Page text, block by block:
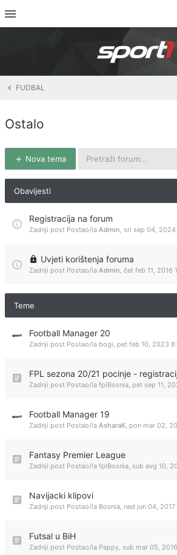
FUDBAL
Ostalo
Nova tema
Obavijesti
Registracija na forum
Zadnji post Postao/la Admin, sri sep 04, 2024
Uvjeti korištenja foruma
Zadnji post Postao/la Admin, čet feb 11, 2016
Teme
Football Manager 20
Zadnji post Postao/la bogi, pet feb 10, 2023
FPL sezona 20/21 pocinje -
Zadnji post Postao/la fplBosnia, pet sep 11,
Football Manager 19
Zadnji post Postao/la AsharaK, pon mar 02,
Fantasy Premier League
Zadnji post Postao/la fplBosnia, sub avg 10,
Navijacki klipovi
Zadnji post Postao/la Bosnia, ned jun 04,
Futsal u BiH
Zadnji post Postao/la Pappy, sub mar 05,